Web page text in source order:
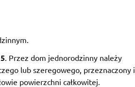
. Przez dom jednorodzinny należy
lub szeregowego, przeznaczony i
powierzchni całkowitej.